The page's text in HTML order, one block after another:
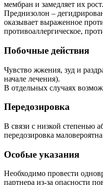
мембран и замедляет их рост.
Преднизолон –
оказывает выраженное
противоаллергическое,
Побочные действия
Чувство жжения, зуд и
начале лечения).
В отдельных случаях
Передозировка
В связи с низкой степенью
передозировка
Особые указания
Необходимо провести
партнера из-за опасности